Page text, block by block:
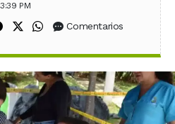
PM
Compartir en Facebook
Compartir en X (Twitter)
Compartir en WhatsApp
Comentarios